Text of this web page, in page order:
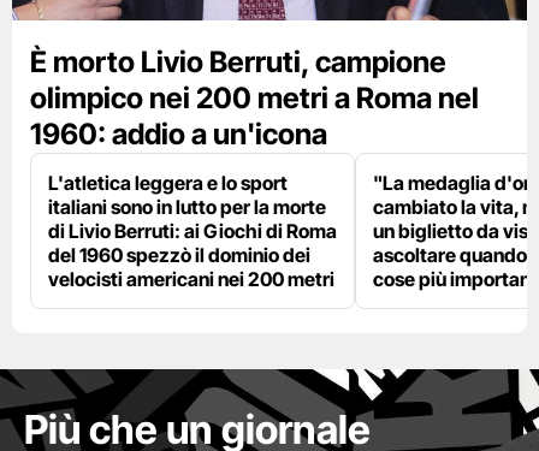
È morto Livio Berruti, campione
olimpico nei 200 metri a Roma nel
1960: addio a un'icona
L'atletica leggera e lo sport
italiani sono in lutto per la morte
di Livio Berruti: ai Giochi di Roma
del 1960 spezzò il dominio dei
velocisti americani nei 200 metri
"La medaglia
cambiato la vita,
un biglietto da
ascoltare quando
cose più
Più che un giornale